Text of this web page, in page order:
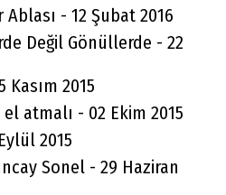
- 12 Şubat 2016
Değil Gönüllerde - 22
2015
atmalı - 02 Ekim 2015
2015
Sonel - 29 Haziran